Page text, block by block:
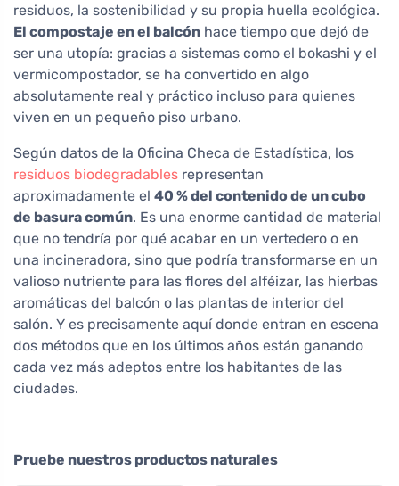
residuos, la sostenibilidad y su propia huella ecológica.
El compostaje en el balcón hace tiempo que dejó de
ser una utopía: gracias a sistemas como el bokashi y el
vermicompostador, se ha convertido en algo
absolutamente real y práctico incluso para quienes
viven en un pequeño piso urbano.
Según datos de la Oficina Checa de Estadística, los
residuos biodegradables representan
aproximadamente el 40 % del contenido de un cubo
de basura común. Es una enorme cantidad de material
que no tendría por qué acabar en un vertedero o en
una incineradora, sino que podría transformarse en un
valioso nutriente para las flores del alféizar, las hierbas
aromáticas del balcón o las plantas de interior del
salón. Y es precisamente aquí donde entran en escena
dos métodos que en los últimos años están ganando
cada vez más adeptos entre los habitantes de las
ciudades.
Pruebe nuestros productos naturales